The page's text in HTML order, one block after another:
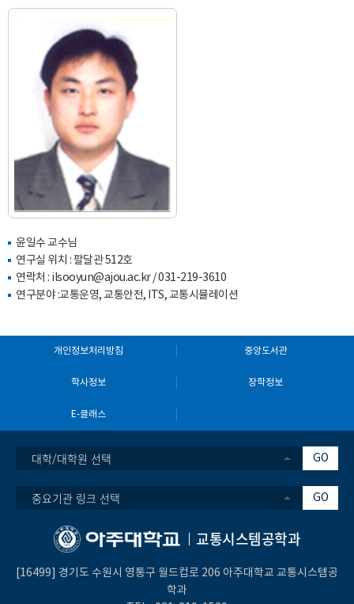
윤일수 교수님
연구실 위치 : 팔달관 512호
연락처 : ilsooyun@ajou.ac.kr/031-219-3610
연구분야 :교통운영, 교통안전, ITS, 교통시뮬레이션
개인정보처리방침 중앙도서관
학사정보 장학정보
E-클래스
대학/대학원 선택 GO
중요기관 링크 선택 GO
교통시스템공학과
[16499] 경기도 수원시 영통구 월드컵로 206 아주대학교 교통시스템공
학과